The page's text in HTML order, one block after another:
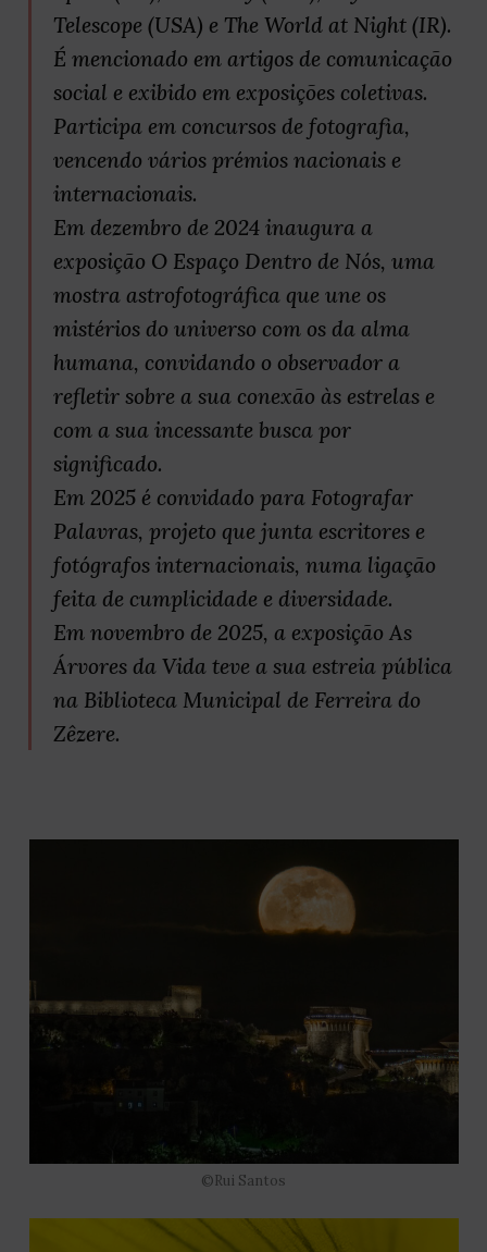
Telescope (USA) e The World at Night (IR).
É mencionado em artigos de comunicação
social e exibido em exposições coletivas.
Participa em concursos de fotografia,
vencendo vários prémios nacionais e
internacionais.
Em dezembro de 2024 inaugura a
exposição O Espaço Dentro de Nós, uma
mostra astrofotográfica que une os
mistérios do universo com os da alma
humana, convidando o observador a
refletir sobre a sua conexão às estrelas e
com a sua incessante busca por
significado.
Em 2025 é convidado para Fotografar
Palavras, projeto que junta escritores e
fotógrafos internacionais, numa ligação
feita de cumplicidade e diversidade.
Em novembro de 2025, a exposição As
Árvores da Vida teve a sua estreia pública
na Biblioteca Municipal de Ferreira do
Zêzere.
©Rui Santos